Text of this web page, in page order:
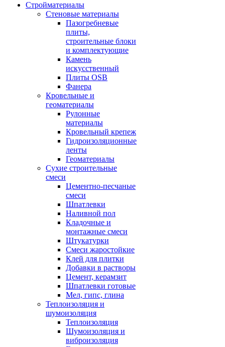
Стройматериалы
Стеновые материалы
Пазогребневые
плиты,
строительные блоки
и комплектующие
Камень
искусственный
Плиты OSB
Фанера
Кровельные и
геоматериалы
Рулонные
материалы
Кровельный крепеж
Гидроизоляционные
ленты
Геоматериалы
Сухие строительные
смеси
Цементно-песчаные
смеси
Шпатлевки
Наливной пол
Кладочные и
монтажные смеси
Штукатурки
Смеси жаростойкие
Клей для плитки
Добавки в растворы
Цемент, керамзит
Шпатлевки готовые
Мел, гипс, глина
Теплоизоляция и
шумоизоляция
Теплоизоляция
Шумоизоляция и
виброизоляция